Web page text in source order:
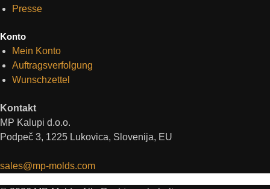
Presse
Konto
Mein Konto
Auftragsverfolgung
Wunschzettel
Kontakt
MP Kalupi d.o.o.
Podpeč 3, 1225 Lukovica, Slovenija, EU
sales@mp-molds.com